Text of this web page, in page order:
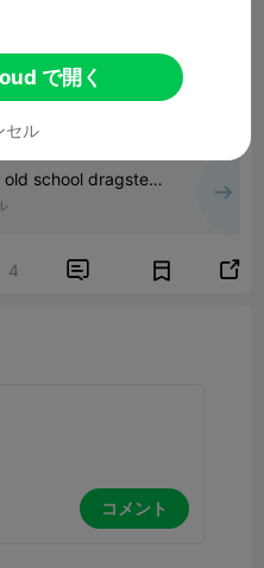
school dragster
4  
コメント
で開く
セル